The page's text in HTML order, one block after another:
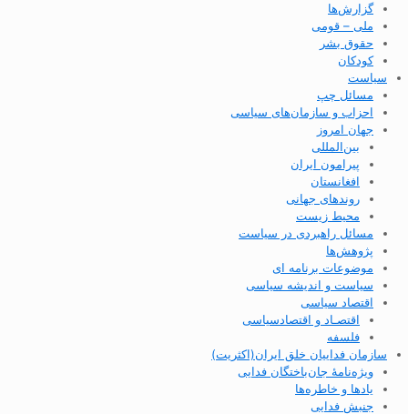
گزارش‌ها
ملی – قومی
حقوق بشر
کودکان
سیاست
مسائل چپ
احزاب و سازمان‌های سیاسی
جهان امروز
بین‌المللی
پیرامون ایران
افغانستان
روندهای جهانی
محیط زیست
مسائل راهبردی در سیاست
پژوهش‌ها
موضوعات برنامه ای
سیاست و اندیشه سیاسی
اقتصاد سیاسی
اقتصـاد و اقتصاد‌سیاسی
فلسفه
سازمان فداییان خلق ایران(اکثریت)
ویژه‌نامهٔ جان‌باختگان فدایی
یادها و خاطره‌ها
جنبش فدایی